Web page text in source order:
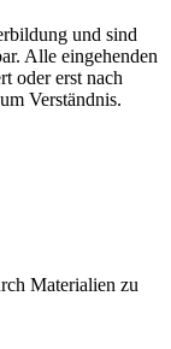
und sind
Alle eingehenden
oder erst nach
Verständnis.
Materialien zu